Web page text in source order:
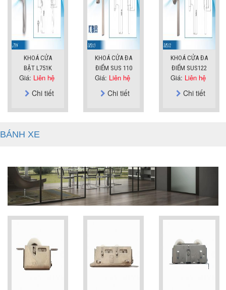
KHOÁ CỬA
BẬT L751K
Giá: Liên hệ
Chi tiết
KHOÁ CỬA ĐA
ĐIỂM SUS 110
Giá: Liên hệ
Chi tiết
KHOÁ CỬA ĐA
ĐIỂM SUS122
Giá: Liên hệ
Chi tiết
BÁNH XE